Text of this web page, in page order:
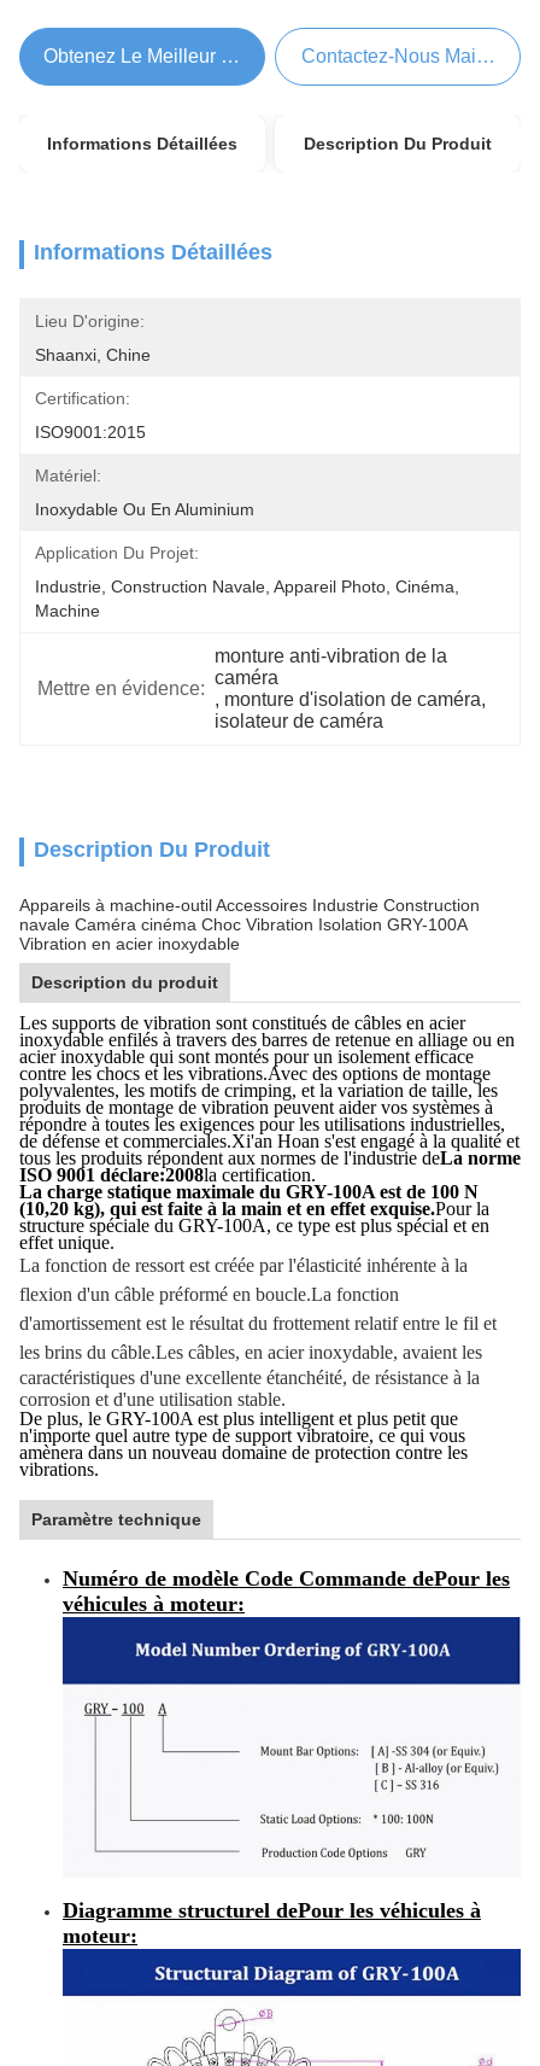
Obtenez Le Meilleur Prix Contactez-Nous Maintenant
Informations Détaillées Description Du Produit
Informations Détaillées
Lieu D'origine:
Shaanxi, Chine
Certification:
ISO9001:2015
Matériel:
Inoxydable Ou En Aluminium
Application Du Projet:
Industrie, Construction Navale, Appareil Photo, Cinéma,
Machine
Mettre en évidence:
monture anti-vibration de la
caméra
, monture d'isolation de caméra,
isolateur de caméra
Description Du Produit
Appareils à machine-outil Accessoires Industrie Construction
navale Caméra cinéma Choc Vibration Isolation GRY-100A
Vibration en acier inoxydable
Description du produit
Les supports de vibration sont constitués de câbles en acier
inoxydable enfilés à travers des barres de retenue en alliage ou en
acier inoxydable qui sont montés pour un isolement efficace
contre les chocs et les vibrations.Avec des options de montage
polyvalentes, les motifs de crimping, et la variation de taille, les
produits de montage de vibration peuvent aider vos systèmes à
répondre à toutes les exigences pour les utilisations industrielles,
de défense et commerciales.Xi'an Hoan s'est engagé à la qualité et
tous les produits répondent aux normes de l'industrie deLa norme
ISO 9001 déclare:2008la certification.
La charge statique maximale du GRY-100A est de 100 N
(10,20 kg), qui est faite à la main et en effet exquise.Pour la
structure spéciale du GRY-100A, ce type est plus spécial et en
effet unique.
La fonction de ressort est créée par l'élasticité inhérente à la
flexion d'un câble préformé en boucle.La fonction
d'amortissement est le résultat du frottement relatif entre le fil et
les brins du câble.Les câbles, en acier inoxydable, avaient les
caractéristiques d'une excellente étanchéité, de résistance à la
corrosion et d'une utilisation stable.
De plus, le GRY-100A est plus intelligent et plus petit que
n'importe quel autre type de support vibratoire, ce qui vous
amènera dans un nouveau domaine de protection contre les
vibrations.
Paramètre technique
Numéro de modèle Code Commande dePour les
véhicules à moteur:
Diagramme structurel dePour les véhicules à
moteur: